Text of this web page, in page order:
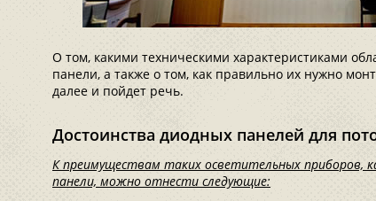
О том, какими техническими характеристиками
панели, а также о том, как правильно их нужно
далее и пойдет речь.
Достоинства диодных панелей для
К преимуществам таких осветительных приборов,
панели, можно отнести следующие: